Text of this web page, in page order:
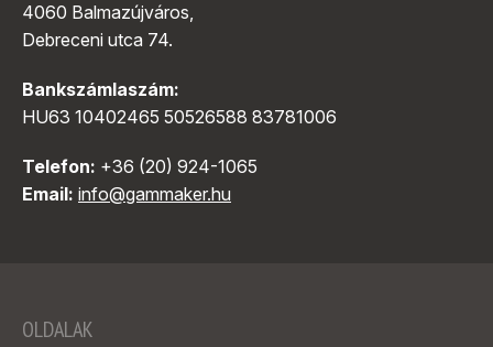
4060 Balmazújváros,
Debreceni utca 74.
Bankszámlaszám:
HU63 10402465 50526588 83781006
Telefon: +36 (20) 924-1065
Email: info@gammaker.hu
OLDALAK